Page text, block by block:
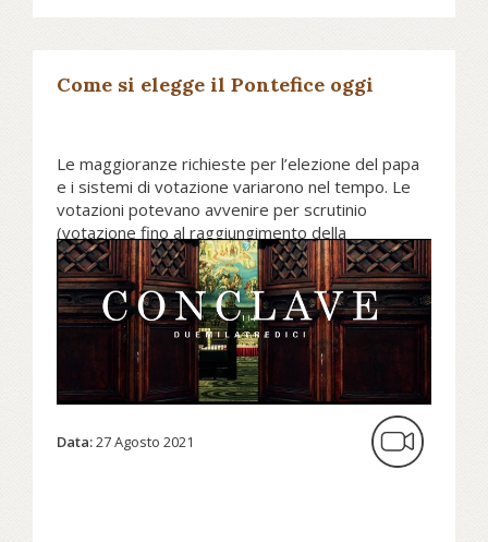
Come si elegge il Pontefice oggi
Le maggioranze richieste per l’elezione del papa
e i sistemi di votazione variarono nel tempo. Le
votazioni potevano avvenire per scrutinio
(votazione fino al raggiungimento della
maggioranza richiesta), per acclamazione,
per compromesso (nel caso in cui l’impossibilità
dell’accordo induceva a delegare la scelta
dell’eletto ad un piccolo gruppo di cardinali), per
accesso (quando un candidato era giunto vicino
alla maggioranza richiesta si poteva chiedere ai
cardinali che non lo avessero votato di farlo).
Data:27 Agosto 2021